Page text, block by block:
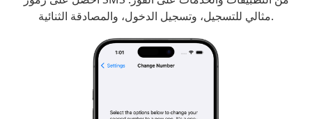
مثالي للتسجيل، وتسجيل الدخول، والمصادقة الثنائية.